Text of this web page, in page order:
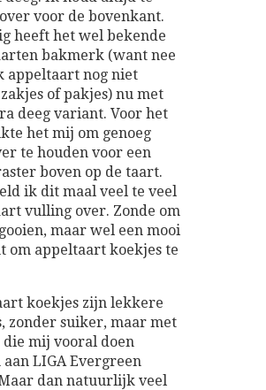
voor de bovenkant.
heeft het wel bekende
bakmerk (want nee
appeltaart nog niet
of pakjes) nu met
deeg variant. Voor het
het mij om genoeg
te houden voor een
boven op de taart.
ik dit maal veel te veel
vulling over. Zonde om
maar wel een mooi
om appeltaart koekjes te
koekjes zijn lekkere
zonder suiker, maar met
die mij vooral doen
aan LIGA Evergreen
dan natuurlijk veel